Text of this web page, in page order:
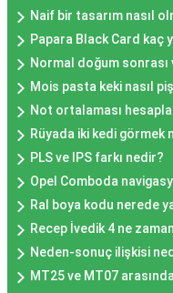
Naif bir tasarım nasıl
Papara Black Card kaç
Normal doğum
Mois pasta keki nasıl
Not ortalaması
Rüyada iki kedi görmek
PLS ve IPS farkı nedir?
Opel Comboda
Ral boya kodu nerede
Recep İvedik 4 ne
Neden-sonuç ilişkisi
MT25 ve MT07